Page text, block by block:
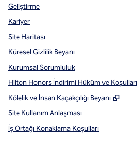
Geliştirme
Kariyer
Site Haritası
Küresel Gizlilik Beyanı
Kurumsal Sorumluluk
Hilton Honors İndirimi Hüküm ve Koşulları
Kölelik ve İnsan Kaçakçılığı Beyanı
,
Site Kullanım Anlaşması
İş Ortağı Konaklama Koşulları